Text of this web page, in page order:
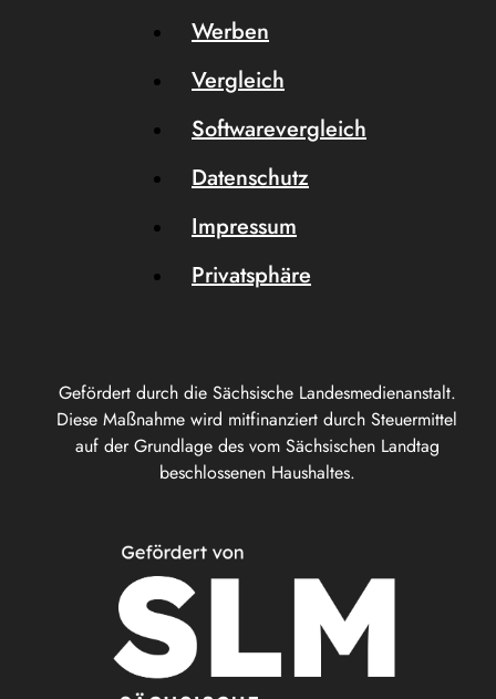
Gefördert durch die Sächsische Landesmedienanstalt.
Diese Maßnahme wird mitfinanziert durch Steuermittel
auf der Grundlage des vom Sächsischen Landtag
beschlossenen Haushaltes.
Werben
Vergleich
Softwarevergleich
Datenschutz
Impressum
Privatsphäre